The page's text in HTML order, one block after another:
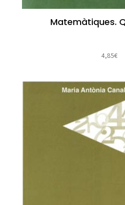
Matemàtiques.
4,85€